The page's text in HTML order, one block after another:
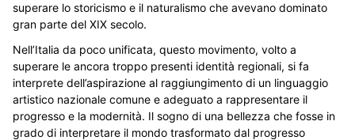
superare lo storicismo e il naturalismo che avevano dominato
gran parte del XIX secolo.
Nell’Italia da poco unificata, questo movimento, volto a
superare le ancora troppo presenti identità regionali, si fa
interprete dell’aspirazione al raggiungimento di un linguaggio
artistico nazionale comune e adeguato a rappresentare il
progresso e la modernità. Il sogno di una bellezza che fosse in
grado di interpretare il mondo trasformato dal progresso